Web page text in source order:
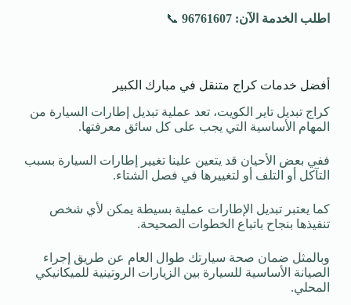
اطلب الخدمة الآن: 96761607 📞
أفضل خدمات كراج متنقل في مبارك الكبير
كراج تبديل تاير الكويت، تعد عملية تبديل إطارات السيارة من
المهام الأساسية التي يجب على كل سائق معرفتها.
ففي بعض الأحيان قد يتعين علينا تغيير إطارات السيارة بسبب
التآكل أو التلف أو لتغييرها في فصل الشتاء.
كما يعتبر تبديل الإطارات عملية بسيطة يمكن لأي شخص
تنفيذها بنجاح باتباع الخطوات الصحيحة.
وبالمثل ضمان صحة سيارتك طوال العام عن طريق إجراء
الصيانة الأساسية للسيارة بين الزيارات الروتينية للميكانيكي
المحلي.